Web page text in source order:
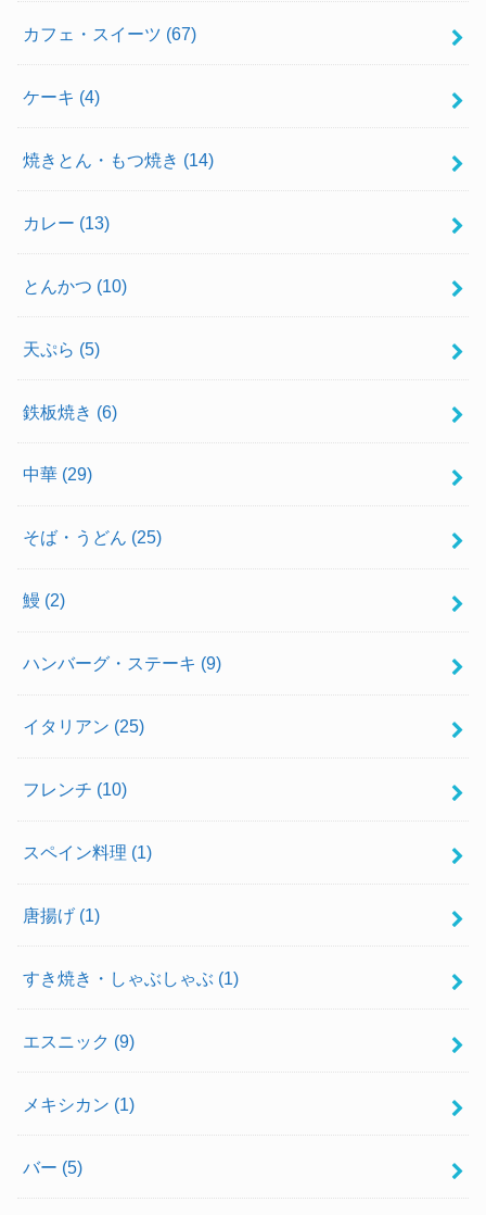
カフェ・スイーツ (67)
ケーキ (4)
焼きとん・もつ焼き (14)
カレー (13)
とんかつ (10)
天ぷら (5)
鉄板焼き (6)
中華 (29)
そば・うどん (25)
鰻 (2)
ハンバーグ・ステーキ (9)
イタリアン (25)
フレンチ (10)
スペイン料理 (1)
唐揚げ (1)
すき焼き・しゃぶしゃぶ (1)
エスニック (9)
メキシカン (1)
バー (5)